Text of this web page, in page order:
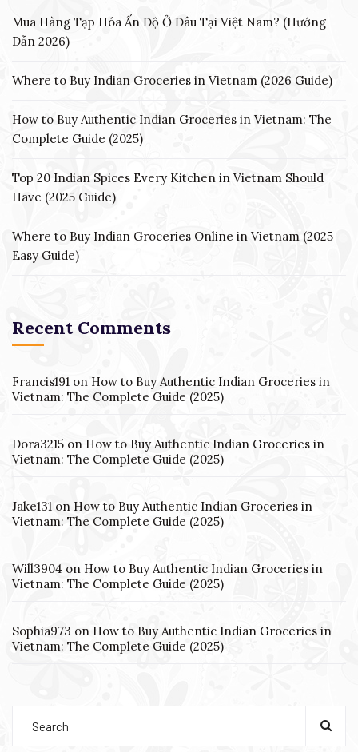
Mua Hàng Tạp Hóa Ấn Độ Ở Đâu Tại Việt Nam? (Hướng
Dẫn 2026)
Where to Buy Indian Groceries in Vietnam (2026 Guide)
How to Buy Authentic Indian Groceries in Vietnam: The
Complete Guide (2025)
Top 20 Indian Spices Every Kitchen in Vietnam Should
Have (2025 Guide)
Where to Buy Indian Groceries Online in Vietnam (2025
Easy Guide)
Recent Comments
Francis191 on How to Buy Authentic Indian Groceries in
Vietnam: The Complete Guide (2025)
Dora3215 on How to Buy Authentic Indian Groceries in
Vietnam: The Complete Guide (2025)
Jake131 on How to Buy Authentic Indian Groceries in
Vietnam: The Complete Guide (2025)
Will3904 on How to Buy Authentic Indian Groceries in
Vietnam: The Complete Guide (2025)
Sophia973 on How to Buy Authentic Indian Groceries in
Vietnam: The Complete Guide (2025)